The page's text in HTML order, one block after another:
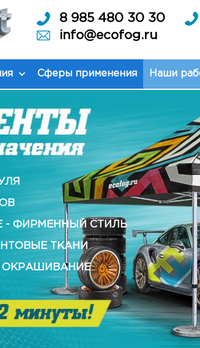
8 985 480 30 30
info@ecofog.ru
Сферы применения Наши
- ФИРМЕННЫЙ СТИЛЬ
ТКАНИ
ОКРАШИВАНИЕ